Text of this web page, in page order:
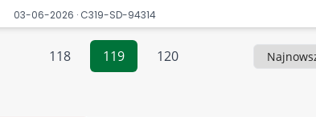
03-06-2026 · C319-SD-94314
118 119 120 Sortowanie